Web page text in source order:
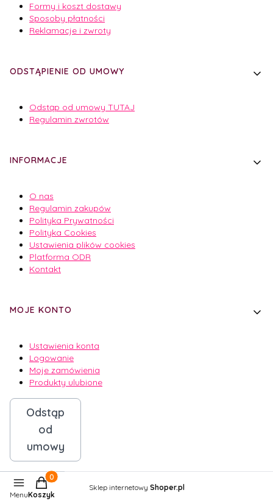
Formy i koszt dostawy
Sposoby płatności
Reklamacje i zwroty
ODSTĄPIENIE OD UMOWY
Odstąp od umowy TUTAJ
Regulamin zwrotów
INFORMACJE
O nas
Regulamin zakupów
Polityka Prywatności
Polityka Cookies
Ustawienia plików cookies
Platforma ODR
Kontakt
MOJE KONTO
Ustawienia konta
Logowanie
Moje zamówienia
Produkty ulubione
Odstąp
od
umowy
Sklep internetowy Shoper.pl
Menu
Produkty w koszyku: 0. Zobacz szczegóły
Koszyk